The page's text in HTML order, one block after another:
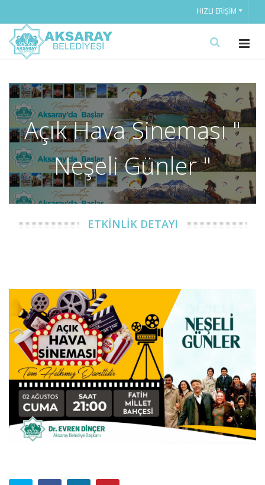
HIZLI ERIŞIM
Açık Hava Sineması "
Neşeli Günler "
ETKİNLİK DETAYI